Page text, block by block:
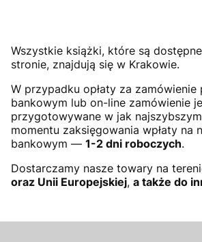
Wszystkie książki, które są
stronie, znajdują się w Krakowie.
W przypadku opłaty za zamówienie
bankowym lub on-line zamówienie
przygotowywane w jak
momentu zaksięgowania wpłaty na
bankowym — 1-2 dni roboczych.
Dostarczamy nasze towary na
oraz Unii Europejskiej, a także do